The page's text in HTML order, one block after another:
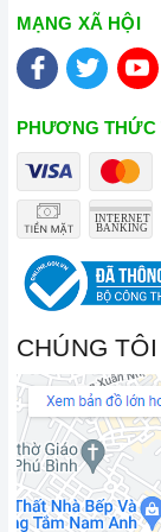
Lưu ý vệ sinh
Luôn dùng
thật nhẹ để
Đối với các vết
tẩy rửa chuyên
Lưu ý chỉ nên
thời gian nấu
Khi không sử
bếp để tránh
Thường xuyên
bảo tuổi thọ
3. Tại sao nên
Cam kết hàng
phẩm chính
MẠNG XÃ HỘI
PHƯƠNG THỨC
CHÚNG